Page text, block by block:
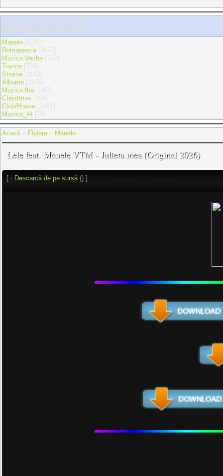
Categories
Manele
Romanesca
Muzica Veche
Trance
Straina
Albume
Muzica flac
Christmas
Club/House
Muzica_AI
Acasă» Fişiere Manele
Lele feat. Manele VTM - Julieta mea (Original 2026)
[ · Descarcă de pe sursă() ]